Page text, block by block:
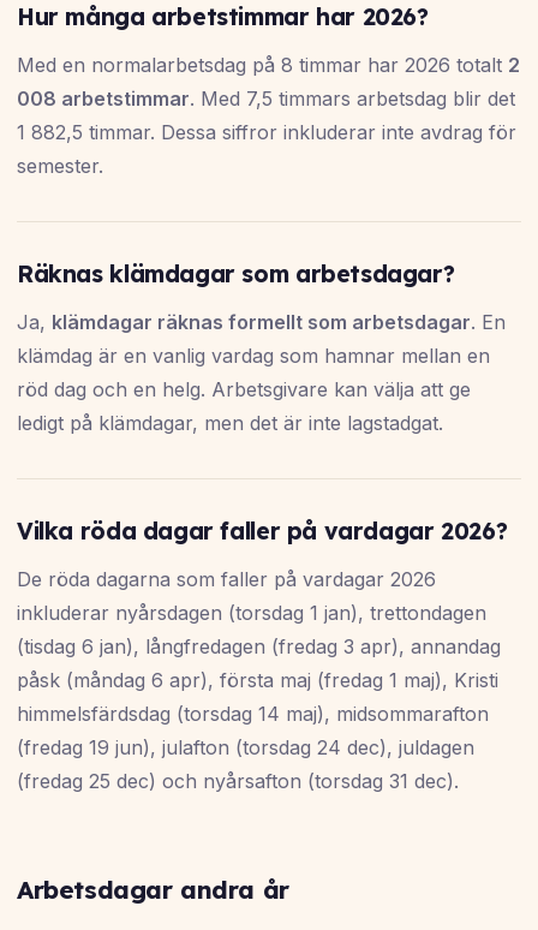
Hur många arbetstimmar har 2026?
Med en normalarbetsdag på 8 timmar har 2026 totalt 2
008 arbetstimmar. Med 7,5 timmars arbetsdag blir det
1 882,5 timmar. Dessa siffror inkluderar inte avdrag för
semester.
Räknas klämdagar som arbetsdagar?
Ja, klämdagar räknas formellt som arbetsdagar. En
klämdag är en vanlig vardag som hamnar mellan en
röd dag och en helg. Arbetsgivare kan välja att ge
ledigt på klämdagar, men det är inte lagstadgat.
Vilka röda dagar faller på vardagar 2026?
De röda dagarna som faller på vardagar 2026
inkluderar nyårsdagen (torsdag 1 jan), trettondagen
(tisdag 6 jan), långfredagen (fredag 3 apr), annandag
påsk (måndag 6 apr), första maj (fredag 1 maj), Kristi
himmelsfärdsdag (torsdag 14 maj), midsommarafton
(fredag 19 jun), julafton (torsdag 24 dec), juldagen
(fredag 25 dec) och nyårsafton (torsdag 31 dec).
Arbetsdagar andra år